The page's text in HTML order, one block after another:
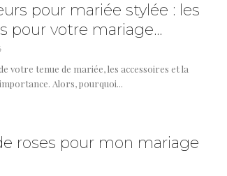
pour mariée stylée : les
pour votre mariage...
votre tenue de mariée, les accessoires et la
Alors, pourquoi...
roses pour mon mariage